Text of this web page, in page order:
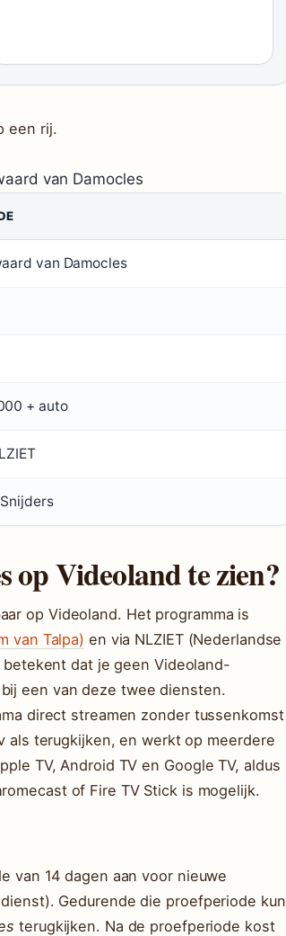
een rij.
van Damocles
van Damocles
+ auto
op Videoland te zien?
op Videoland. Het programma is
van Talpa) en via NLZIET (Nederlandse
dat je geen Videoland-
een van deze twee diensten.
direct streamen zonder tussenkomst
als terugkijken, en werkt op meerdere
TV, Android TV en Google TV, aldus
of Fire TV Stick is mogelijk.
van 14 dagen aan voor nieuwe
Gedurende die proefperiode kun
terugkijken. Na de proefperiode kost